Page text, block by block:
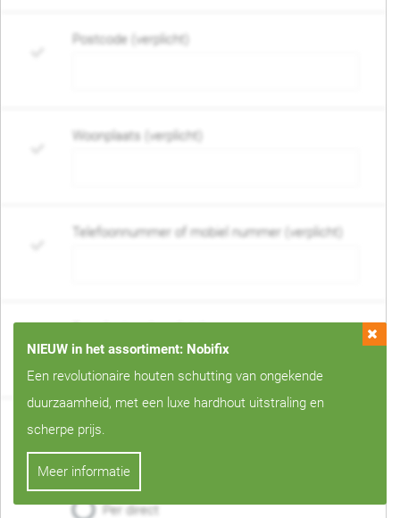
Postcode (verplicht)
Woonplaats (verplicht)
Telefoonnummer of mobiel nummer (verplicht)
Wanneer mag de schutting geplaatst worden?
Geen voorkeur
Per direct
NIEUW in het assortiment: Nobifix
Een revolutionaire houten schutting van ongekende
duurzaamheid, met een luxe hardhout uitstraling en
scherpe prijs.
Meer informatie